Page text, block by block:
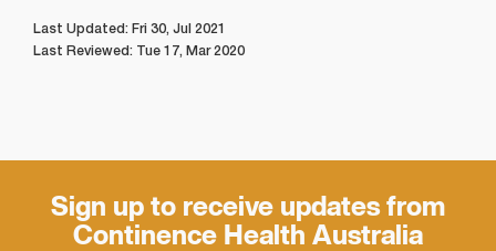
Last Updated: Fri 30, Jul 2021
Last Reviewed: Tue 17, Mar 2020
Sign up to receive updates from
Continence Health Australia